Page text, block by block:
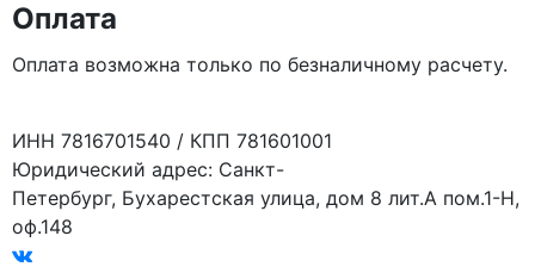
Оплата
Оплата возможна только по безналичному расчету.
ИНН 7816701540 / КПП 781601001
Юридический адрес: Санкт-
Петербург, Бухарестская улица, дом 8 лит.А пом.1-Н,
оф.148